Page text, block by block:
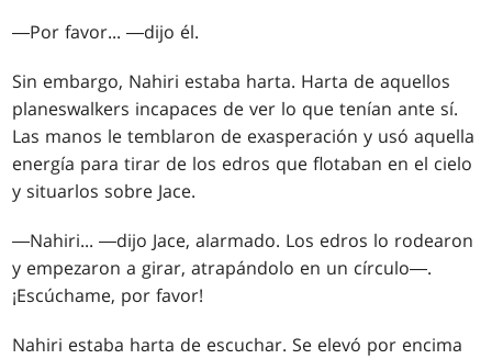
―Por favor... ―dijo él.
Sin embargo, Nahiri estaba harta. Harta de aquellos
planeswalkers incapaces de ver lo que tenían ante sí.
Las manos le temblaron de exasperación y usó aquella
energía para tirar de los edros que flotaban en el cielo
y situarlos sobre Jace.
―Nahiri... ―dijo Jace, alarmado. Los edros lo rodearon
y empezaron a girar, atrapándolo en un círculo―.
¡Escúchame, por favor!
Nahiri estaba harta de escuchar. Se elevó por encima